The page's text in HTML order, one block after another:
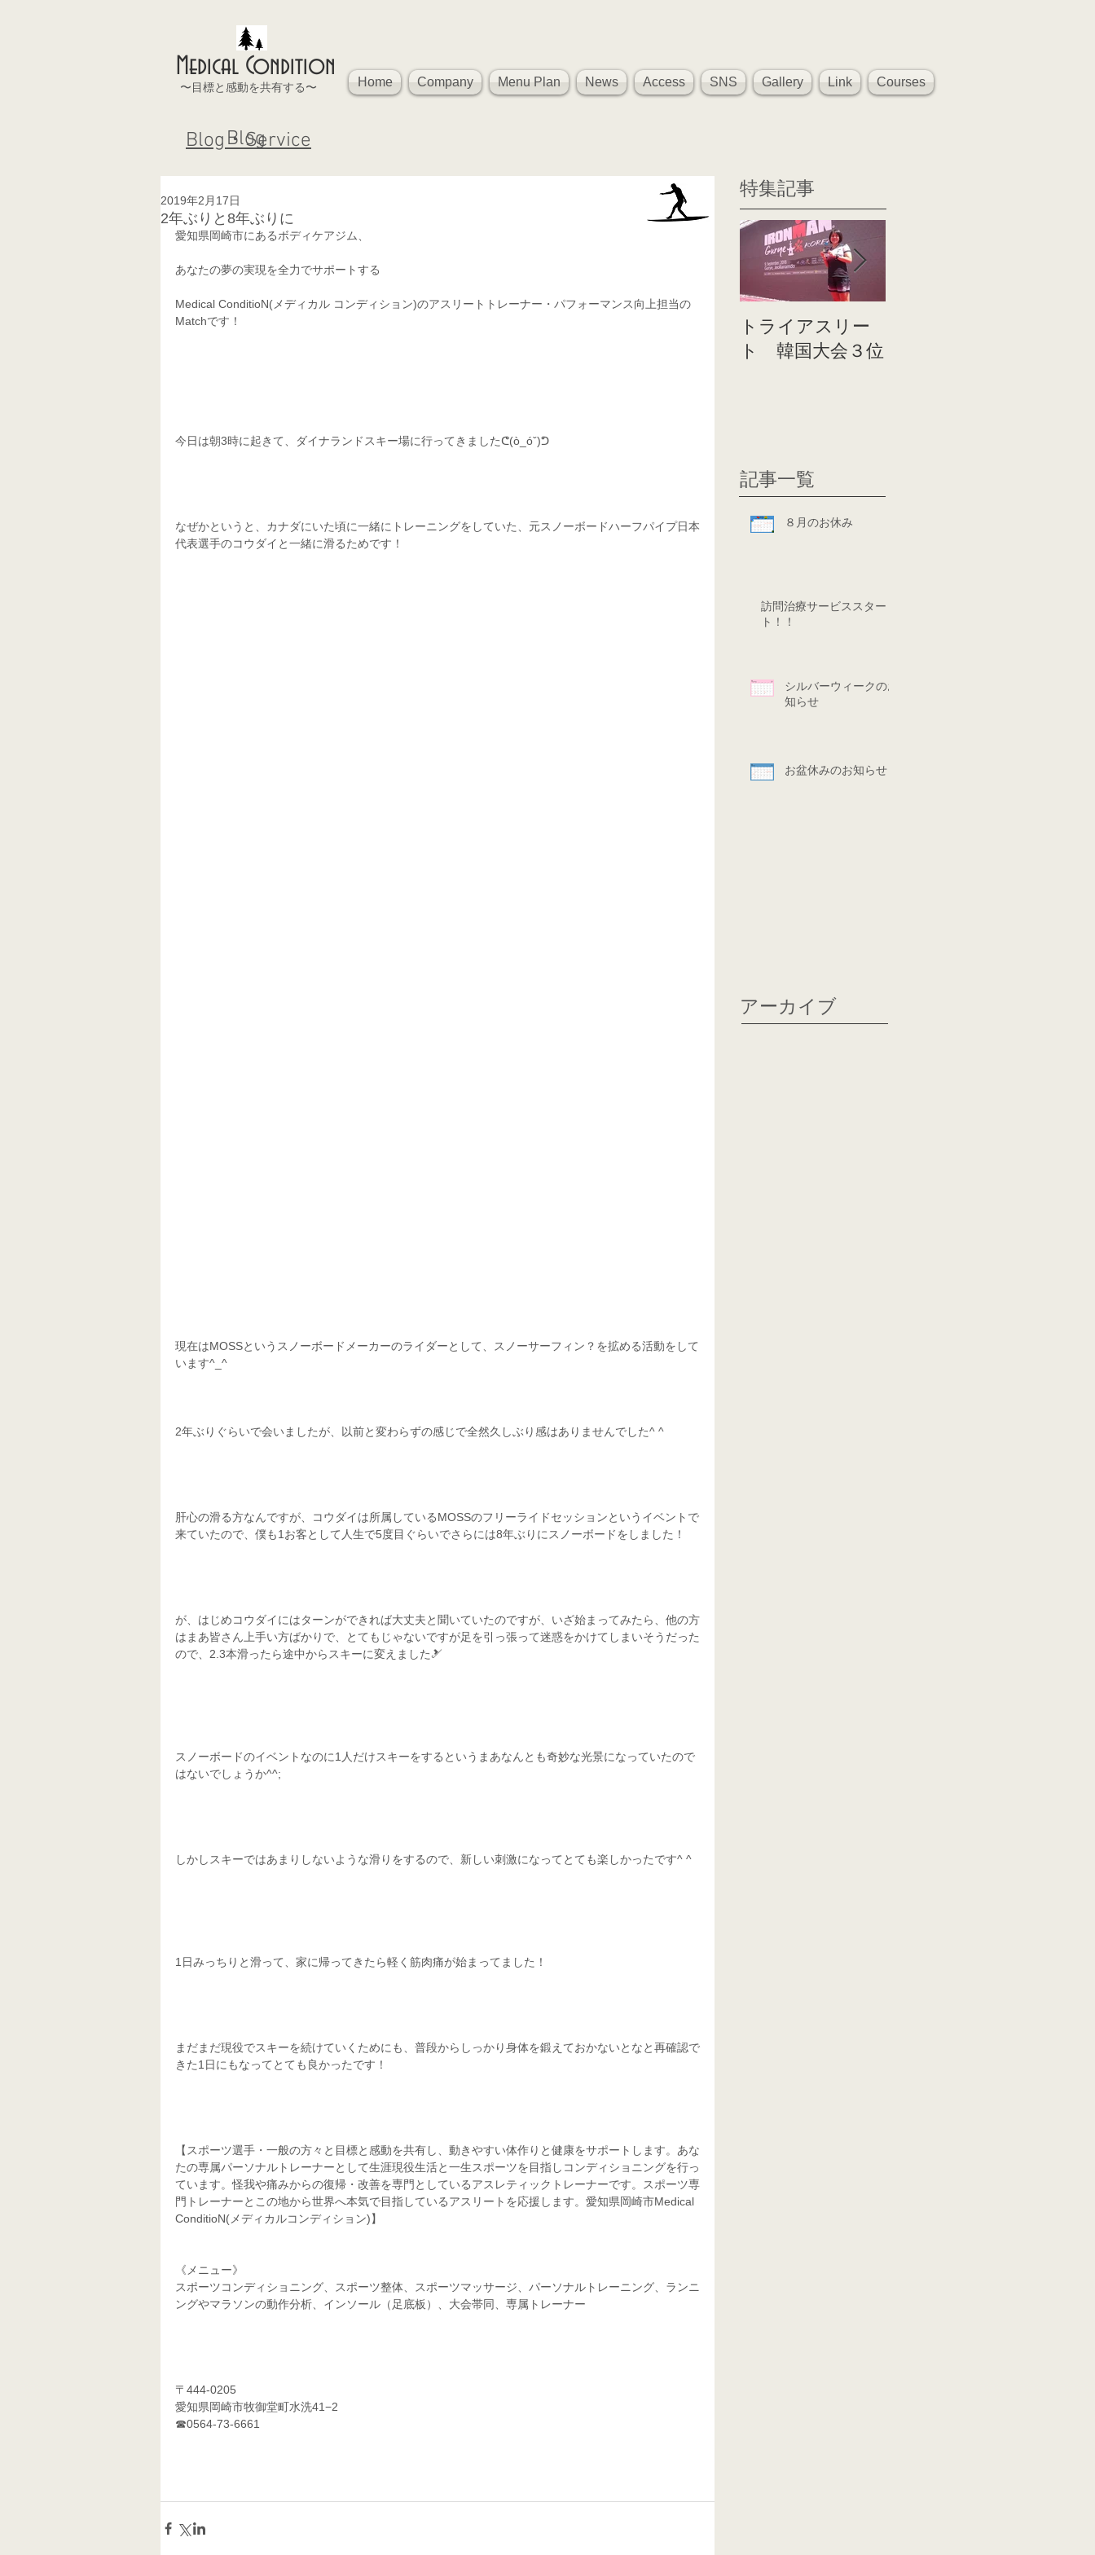
Medical Condition
〜目標と感動を共有する〜 Home Company Menu Plan News Access SNS Gallery Link Courses
Blog
Blog・Service
2年ぶりと8年ぶりに
2019年2月17日
愛知県岡崎市にあるボディケアジム、
あなたの夢の実現を全力でサポートする
Medical ConditioN(メディカル コンディション)のアスリートトレーナー・パフォーマンス向上担当の
Matchです！
今日は朝3時に起きて、ダイナランドスキー場に行ってきましたᕦ(ò_óˇ)ᕤ
なぜかというと、カナダにいた頃に一緒にトレーニングをしていた、元スノーボードハーフパイプ日本
代表選手のコウダイと一緒に滑るためです！
現在はMOSSというスノーボードメーカーのライダーとして、スノーサーフィン？を拡める活動をして
います^_^
2年ぶりぐらいで会いましたが、以前と変わらずの感じで全然久しぶり感はありませんでした^ ^
肝心の滑る方なんですが、コウダイは所属しているMOSSのフリーライドセッションというイベントで
来ていたので、僕も1お客として人生で5度目ぐらいでさらには8年ぶりにスノーボードをしました！
が、はじめコウダイにはターンができれば大丈夫と聞いていたのですが、いざ始まってみたら、他の方
はまあ皆さん上手い方ばかりで、とてもじゃないですが足を引っ張って迷惑をかけてしまいそうだった
ので、2.3本滑ったら途中からスキーに変えました🎿
スノーボードのイベントなのに1人だけスキーをするというまあなんとも奇妙な光景になっていたので
はないでしょうか^^;
しかしスキーではあまりしないような滑りをするので、新しい刺激になってとても楽しかったです^ ^
1日みっちりと滑って、家に帰ってきたら軽く筋肉痛が始まってました！
まだまだ現役でスキーを続けていくためにも、普段からしっかり身体を鍛えておかないとなと再確認で
きた1日にもなってとても良かったです！
【スポーツ選手・一般の方々と目標と感動を共有し、動きやすい体作りと健康をサポートします。あな
たの専属パーソナルトレーナーとして生涯現役生活と一生スポーツを目指しコンディショニングを行っ
ています。怪我や痛みからの復帰・改善を専門としているアスレティックトレーナーです。スポーツ専
門トレーナーとこの地から世界へ本気で目指しているアスリートを応援します。愛知県岡崎市Medical
ConditioN(メディカルコンディション)】
《メニュー》
スポーツコンディショニング、スポーツ整体、スポーツマッサージ、パーソナルトレーニング、ランニ
ングやマラソンの動作分析、インソール（足底板）、大会帯同、専属トレーナー
〒444-0205
愛知県岡崎市牧御堂町水洗41−2
☎0564-73-6661
特集記事
トライアスリー
ト 韓国大会３位
記事一覧
８月のお休み
訪問治療サービススター
ト！！
シルバーウィークのお
知らせ
お盆休みのお知らせ
アーカイブ